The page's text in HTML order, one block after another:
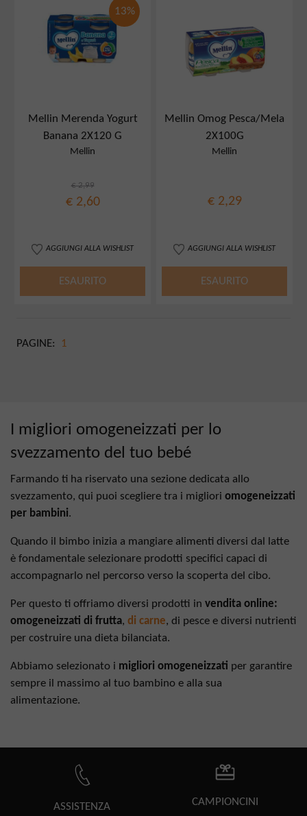
13%
Mellin Merenda Yogurt
Banana 2X120 G
Mellin
€ 2,99
€ 2,60
AGGIUNGI ALLA WISHLIST
ESAURITO
Mellin Omog Pesca/Mela
2X100G
Mellin
€ 2,29
AGGIUNGI ALLA WISHLIST
ESAURITO
PAGINE: 1
I migliori omogeneizzati per lo
svezzamento del tuo bebé
Farmando ti ha riservato una sezione dedicata allo
svezzamento, qui puoi scegliere tra i migliori omogeneizzati
per bambini.
Quando il bimbo inizia a mangiare alimenti diversi dal latte
è fondamentale selezionare prodotti specifici capaci di
accompagnarlo nel percorso verso la scoperta del cibo.
Per questo ti offriamo diversi prodotti in vendita online:
omogeneizzati di frutta, di carne, di pesce e diversi nutrienti
per costruire una dieta bilanciata.
Abbiamo selezionato i migliori omogeneizzati per garantire
sempre il massimo al tuo bambino e alla sua
alimentazione.
ASSISTENZA
CAMPIONCINI